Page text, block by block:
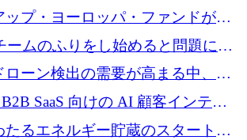
プをシリーズAからBまで支援する
万ドルのファンドIVを閉鎖
ップ・ヨーロッパ・ファンドが初
い、Iceeyeの10億ユーロのラウンド
ームのふりをし始めると問題にな
ーン検出の需要が高まる中、
金調達ラウンドを終了
SaaS 向けの AI 顧客インテリ
築するために 100 万ドルを調達
たるエネルギー貯蔵のスタートア